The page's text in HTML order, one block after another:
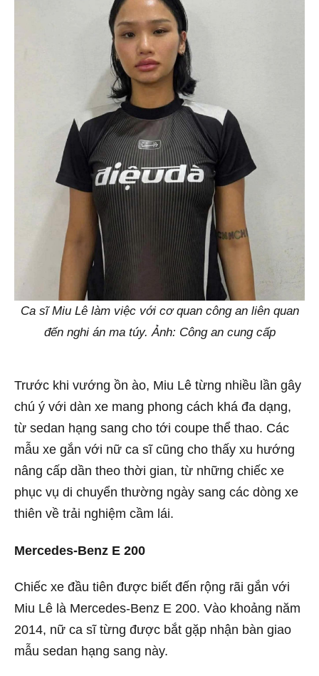
Ca sĩ Miu Lê làm việc với cơ quan công an liên quan
đến nghi án ma túy. Ảnh: Công an cung cấp
Trước khi vướng ồn ào, Miu Lê từng nhiều lần gây
chú ý với dàn xe mang phong cách khá đa dạng,
từ sedan hạng sang cho tới coupe thể thao. Các
mẫu xe gắn với nữ ca sĩ cũng cho thấy xu hướng
nâng cấp dần theo thời gian, từ những chiếc xe
phục vụ di chuyển thường ngày sang các dòng xe
thiên về trải nghiệm cầm lái.
Mercedes-Benz E 200
Chiếc xe đầu tiên được biết đến rộng rãi gắn với
Miu Lê là Mercedes-Benz E 200. Vào khoảng năm
2014, nữ ca sĩ từng được bắt gặp nhận bàn giao
mẫu sedan hạng sang này.